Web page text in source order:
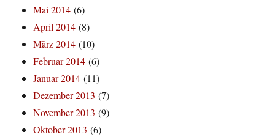
Mai 2014 (6)
April 2014 (8)
März 2014 (10)
Februar 2014 (6)
Januar 2014 (11)
Dezember 2013 (7)
November 2013 (9)
Oktober 2013 (6)